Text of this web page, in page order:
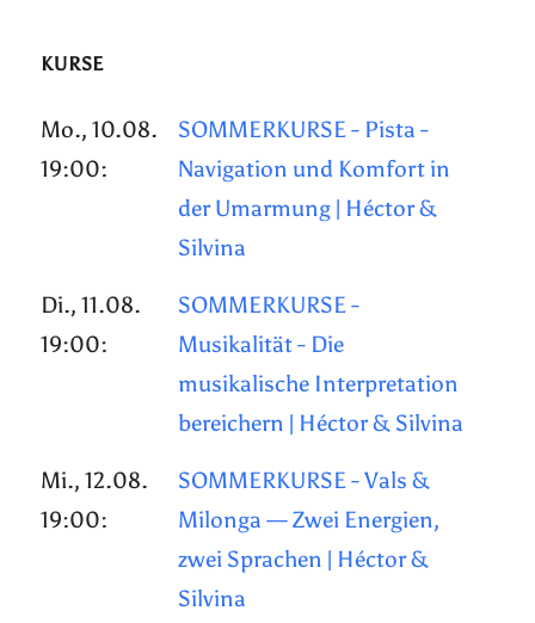
KURSE
Mo., 10.08.
19:00:
SOMMERKURSE - Pista -
Navigation und Komfort in
der Umarmung | Héctor &
Silvina
Di., 11.08.
19:00:
SOMMERKURSE -
Musikalität - Die
musikalische Interpretation
bereichern | Héctor & Silvina
Mi., 12.08.
19:00:
SOMMERKURSE - Vals &
Milonga — Zwei Energien,
zwei Sprachen | Héctor &
Silvina